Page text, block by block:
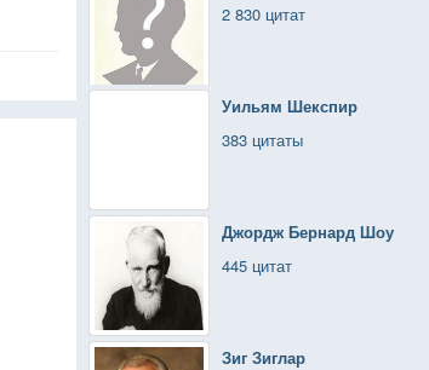
2 830 цитат
Уильям Шекспир
383 цитаты
Джордж Бернард Шоу
445 цитат
Зиг Зиглар